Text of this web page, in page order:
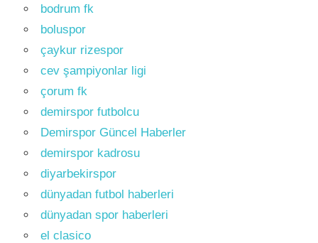
bodrum fk
boluspor
çaykur rizespor
cev şampiyonlar ligi
çorum fk
demirspor futbolcu
Demirspor Güncel Haberler
demirspor kadrosu
diyarbekirspor
dünyadan futbol haberleri
dünyadan spor haberleri
el clasico